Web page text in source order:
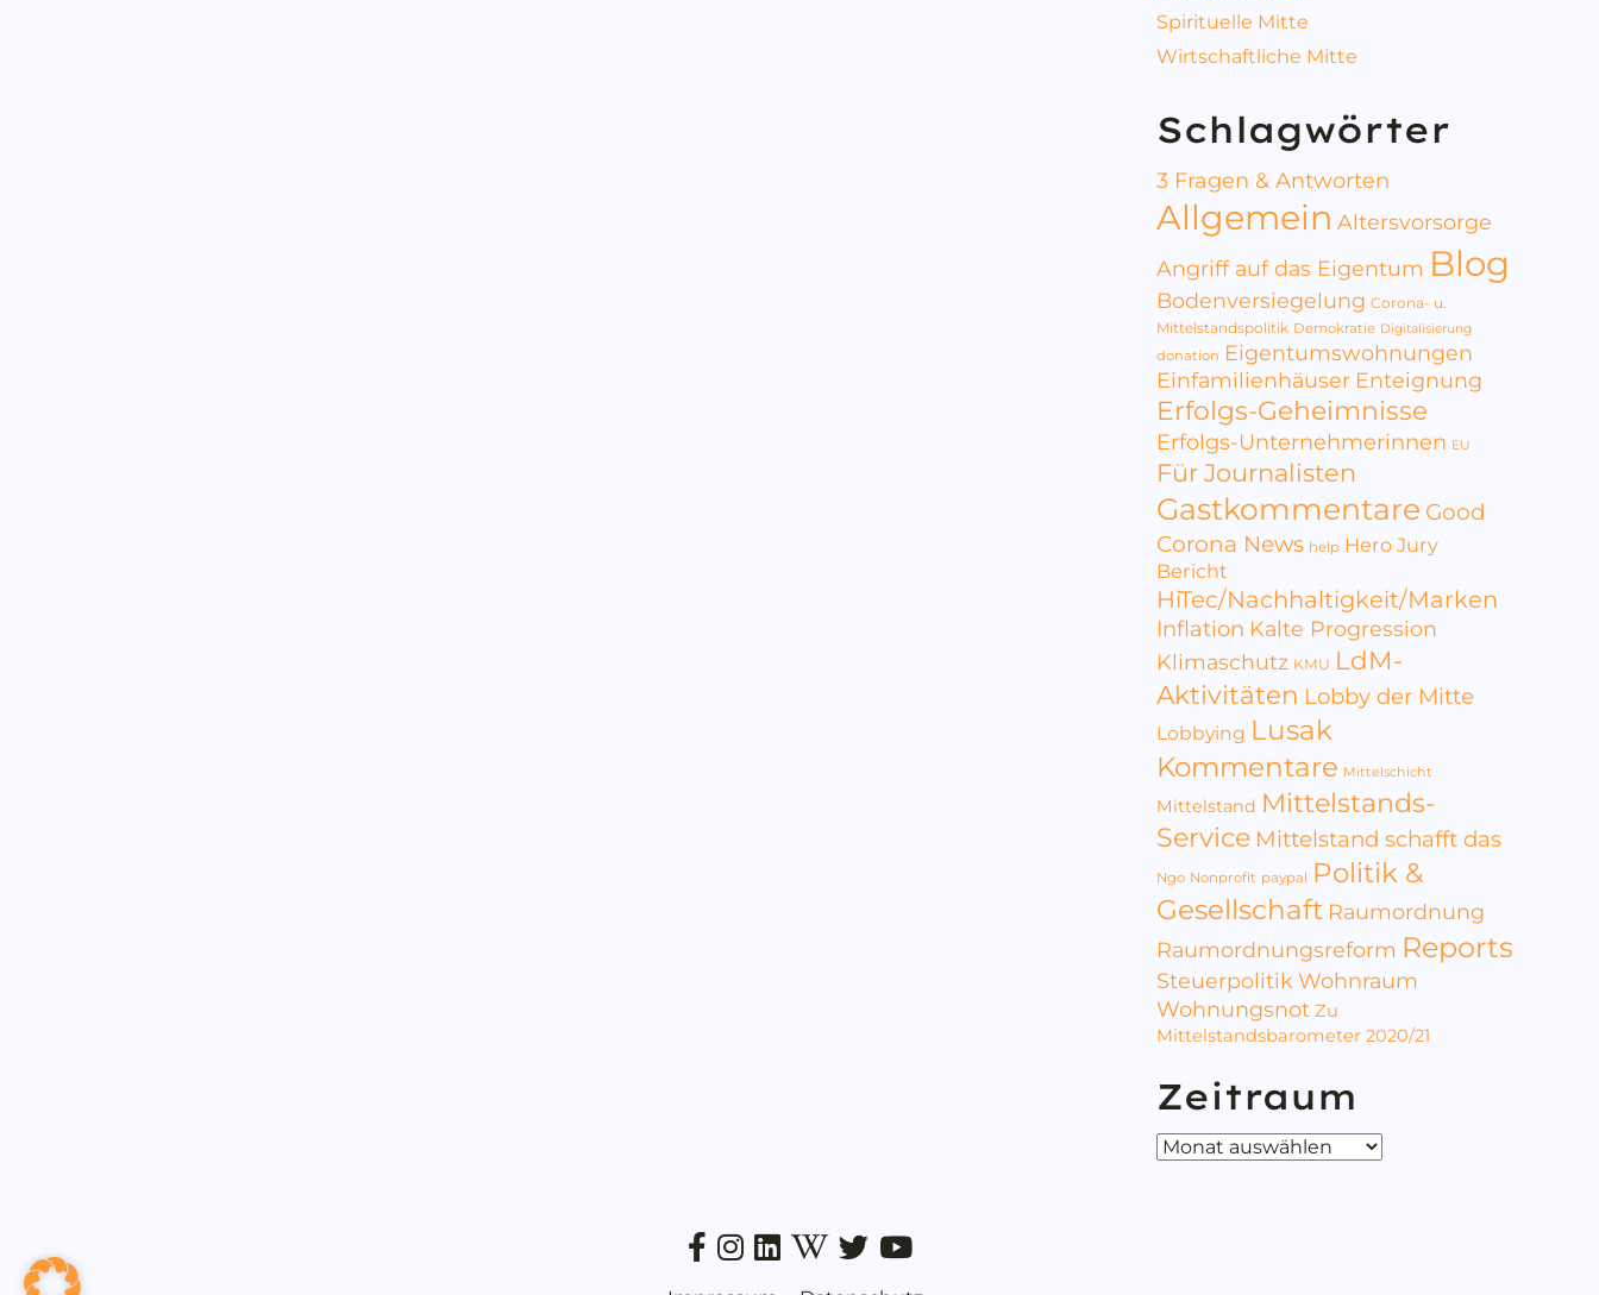
Spirituelle Mitte
Wirtschaftliche Mitte
Schlagwörter
3 Fragen & Antworten
Allgemein Altersvorsorge
Angriff auf das Eigentum Blog
Bodenversiegelung Corona- u.
Mittelstandspolitik Demokratie Digitalisierung
donation Eigentumswohnungen
Einfamilienhäuser Enteignung
Erfolgs-Geheimnisse
Erfolgs-Unternehmerinnen EU
Für Journalisten
Gastkommentare Good
Corona News help Hero Jury
Bericht
HiTec/Nachhaltigkeit/Marken
Inflation Kalte Progression
Klimaschutz KMU LdM-
Aktivitäten Lobby der Mitte
Lobbying Lusak
Kommentare Mittelschicht
Mittelstand Mittelstands-
Service Mittelstand schafft das
Ngo Nonprofit paypal Politik &
Gesellschaft Raumordnung
Raumordnungsreform Reports
Steuerpolitik Wohnraum
Wohnungsnot Zu
Mittelstandsbarometer 2020/21
Zeitraum
Zeitraum